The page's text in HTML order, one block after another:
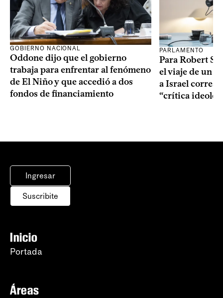
GOBIERNO NACIONAL
Oddone dijo que el gobierno
trabaja para enfrentar al fenómeno
de El Niño y que accedió a dos
fondos de financiamiento
PARLAMENTO
Para Robert
el viaje de un
a Israel
“crítica
Ingresar
Suscribite
Inicio
Portada
Áreas